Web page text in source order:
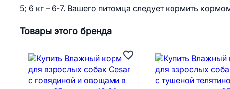
5; 6 кг – 6-7. Вашего питомца следует кормить
Товары этого бренда